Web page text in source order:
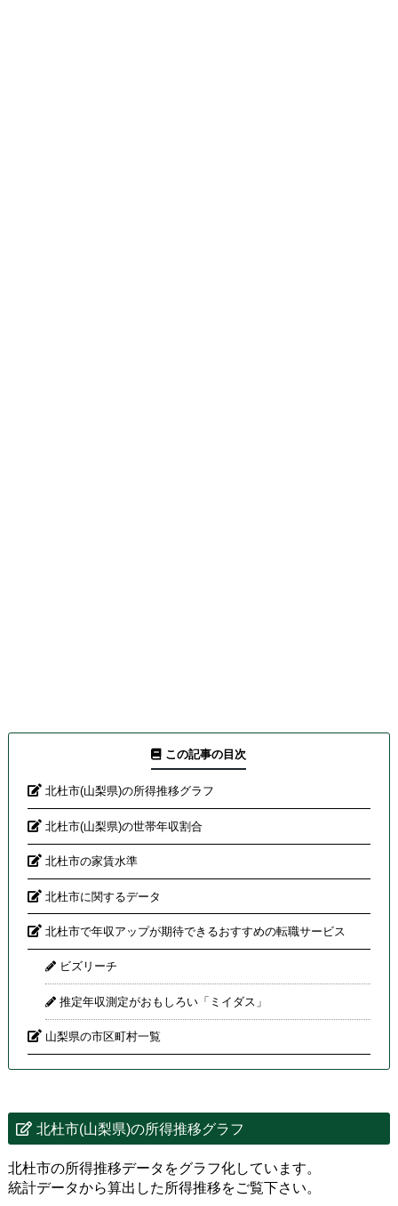
この記事の目次
北杜市(山梨県)の所得推移グラフ
北杜市(山梨県)の世帯年収割合
北杜市の家賃水準
北杜市に関するデータ
北杜市で年収アップが期待できるおすすめの転職サービス
ビズリーチ
推定年収測定がおもしろい「ミイダス」
山梨県の市区町村一覧
北杜市(山梨県)の所得推移グラフ
北杜市の所得推移データをグラフ化しています。
統計データから算出した所得推移をご覧下さい。